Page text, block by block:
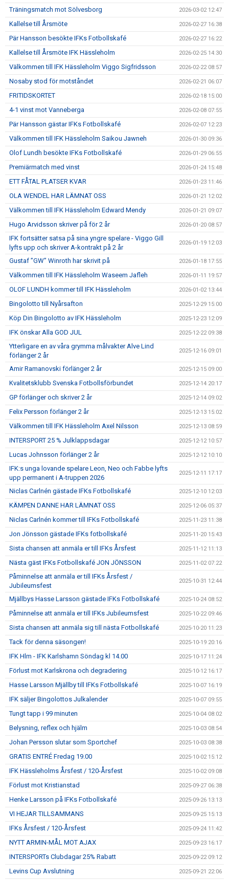
Träningsmatch mot Sölvesborg 2026-03-02 12:47
Kallelse till Årsmöte 2026-02-27 16:38
Pär Hansson besökte IFKs Fotbollskafé 2026-02-27 16:22
Kallelse till Årsmöte IFK Hässleholm 2026-02-25 14:30
Välkommen till IFK Hässleholm Viggo Sigfridsson 2026-02-22 08:57
Nosaby stod för motståndet 2026-02-21 06:07
FRITIDSKORTET 2026-02-18 15:00
4-1 vinst mot Vanneberga 2026-02-08 07:55
Pär Hansson gästar IFKs Fotbollskafé 2026-02-07 12:23
Välkommen till IFK Hässleholm Saikou Jawneh 2026-01-30 09:36
Olof Lundh besökte IFKs Fotbollskafé 2026-01-29 06:55
Premiärmatch med vinst 2026-01-24 15:48
ETT FÅTAL PLATSER KVAR 2026-01-23 11:46
OLA WENDEL HAR LÄMNAT OSS 2026-01-21 12:02
Välkommen till IFK Hässleholm Edward Mendy 2026-01-21 09:07
Hugo Arvidsson skriver på för 2 år 2026-01-20 08:57
IFK fortsätter satsa på sina yngre spelare - Viggo Gill
lyfts upp och skriver A-kontrakt på 2 år
2026-01-19 12:03
Gustaf ”GW” Winroth har skrivit på 2026-01-18 17:55
Välkommen till IFK Hässleholm Waseem Jafleh 2026-01-11 19:57
OLOF LUNDH kommer till IFK Hässleholm 2026-01-02 13:44
Bingolotto till Nyårsafton 2025-12-29 15:00
Köp Din Bingolotto av IFK Hässleholm 2025-12-23 12:09
IFK önskar Alla GOD JUL 2025-12-22 09:38
Ytterligare en av våra grymma målvakter Alve Lind
förlänger 2 år
2025-12-16 09:01
Amir Ramanovski förlänger 2 år 2025-12-15 09:00
Kvalitetsklubb Svenska Fotbollsförbundet 2025-12-14 20:17
GP förlänger och skriver 2 år 2025-12-14 09:02
Felix Persson förlänger 2 år 2025-12-13 15:02
Välkommen till IFK Hässleholm Axel Nilsson 2025-12-13 08:59
INTERSPORT 25 % Julklappsdagar 2025-12-12 10:57
Lucas Johnsson förlänger 2 år 2025-12-12 10:10
IFK:s unga lovande spelare Leon, Neo och Fabbe lyfts
upp permanent i A-truppen 2026
2025-12-11 17:17
Niclas Carlnén gästade IFKs Fotbollskafé 2025-12-10 12:03
KÄMPEN DANNE HAR LÄMNAT OSS 2025-12-06 05:37
Niclas Carlnén kommer till IFKs Fotbollskafé 2025-11-23 11:38
Jon Jönsson gästade IFKs fotbollskafé 2025-11-20 15:43
Sista chansen att anmäla er till IFKs Årsfest 2025-11-12 11:13
Nästa gäst IFKs Fotbollskafé JON JÖNSSON 2025-11-02 07:22
Påminnelse att anmäla er till IFKs Årsfest /
Jubileumsfest
2025-10-31 12:44
Mjällbys Hasse Larsson gästade IFKs Fotbollskafé 2025-10-24 08:52
Påminnelse att anmäla er till IFKs Jubileumsfest 2025-10-22 09:46
Sista chansen att anmäla sig till nästa Fotbollskafé 2025-10-20 11:23
Tack för denna säsongen! 2025-10-19 20:16
IFK Hlm - IFK Karlshamn Söndag kl 14.00 2025-10-17 11:24
Förlust mot Karlskrona och degradering 2025-10-12 16:17
Hasse Larsson Mjällby till IFKs Fotbollskafé 2025-10-07 16:19
IFK säljer Bingolottos Julkalender 2025-10-07 09:55
Tungt tapp i 99 minuten 2025-10-04 08:02
Belysning, reflex och hjälm 2025-10-03 08:54
Johan Persson slutar som Sportchef 2025-10-03 08:38
GRATIS ENTRÉ Fredag 19.00 2025-10-02 15:12
IFK Hässleholms Årsfest / 120-Årsfest 2025-10-02 09:08
Förlust mot Kristianstad 2025-09-27 06:38
Henke Larsson på IFKs Fotbollskafé 2025-09-26 13:13
VI HEJAR TILLSAMMANS 2025-09-25 15:13
IFKs Årsfest / 120-Årsfest 2025-09-24 11:42
NYTT ARMIN-MÅL MOT AJAX 2025-09-23 16:17
INTERSPORTs Clubdagar 25% Rabatt 2025-09-22 09:12
Levins Cup Avslutning 2025-09-21 22:06